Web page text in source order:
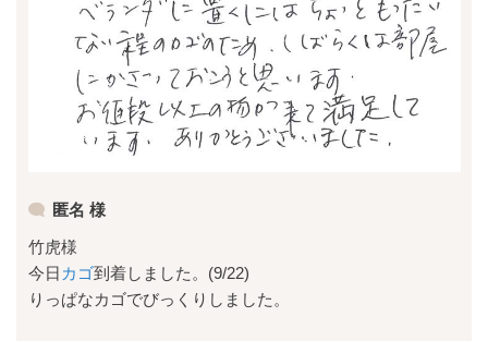
匿名 様
竹虎様
今日 カゴ到着しました。(9/22)
りっぱなカゴでびっくりしました。